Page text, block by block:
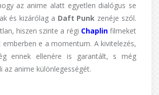
az anime alatt egyetlen dialógus se
és kizárólag a Daft Punk zenéje szól.
hiszen szinte a régi Chaplin filmeket
emberben e a momentum. A kivitelezés,
ennek ellenére is garantált, s még
az anime különlegességét.